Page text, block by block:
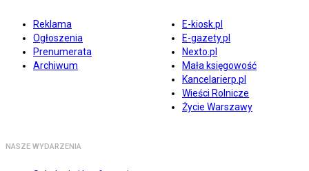
Reklama
Ogłoszenia
Prenumerata
Archiwum
E-kiosk.pl
E-gazety.pl
Nexto.pl
Mała księgowość
Kancelarierp.pl
Wieści Rolnicze
Życie Warszawy
NASZE WYDARZENIA